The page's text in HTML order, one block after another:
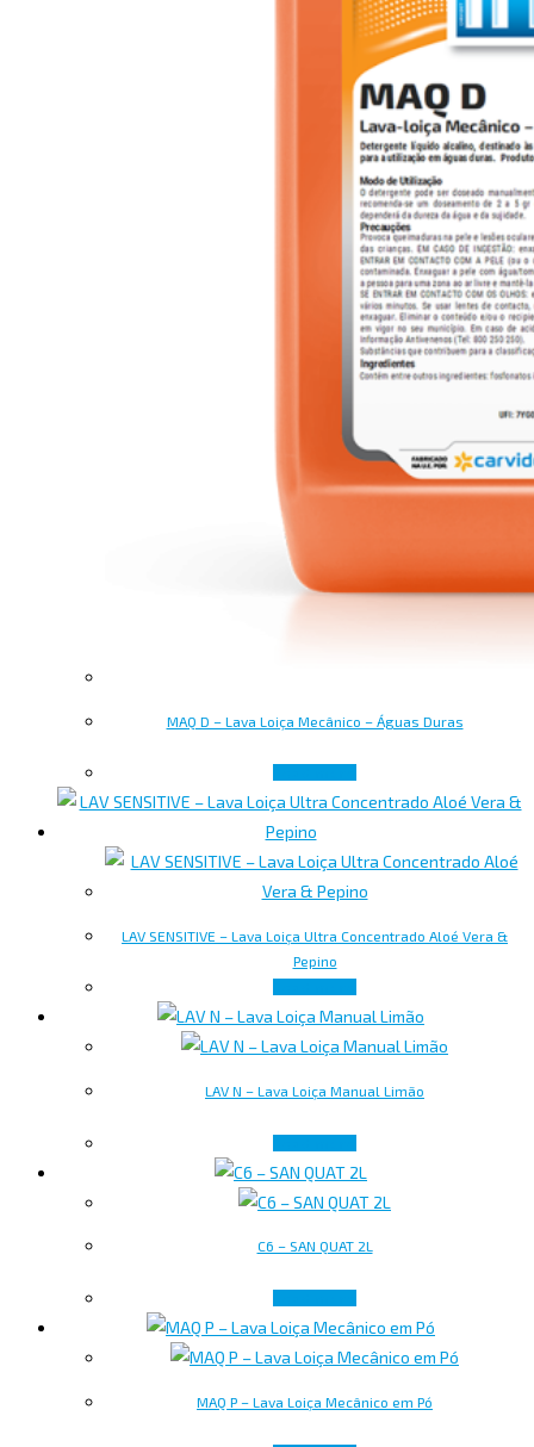
MAQ D – Lava Loiça Mecânico – Águas Duras
LAV SENSITIVE – Lava Loiça Ultra Concentrado Aloé Vera &
Pepino
LAV N – Lava Loiça Manual Limão
C6 – SAN QUAT 2L
MAQ P – Lava Loiça Mecânico em Pó